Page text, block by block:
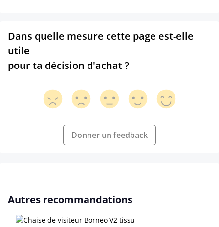
Dans quelle mesure cette page est-elle
utile
pour ta décision d'achat ?
Donner un feedback
Ignorer la galerie de produits
Autres recommandations